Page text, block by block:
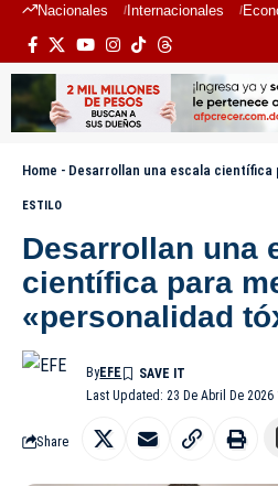
Nacionales Internacionales
Home - Desarrollan una escala científica
ESTILO
Desarrollan una
científica para
«personalidad
Last Updated: 23 De Abril De 2026
ByEFE
Share